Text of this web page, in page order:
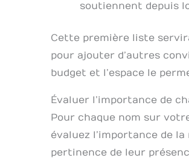
soutiennent depuis
Cette première liste
pour ajouter d’autres
budget et l’espace le
Évaluer l’importance de
Pour chaque nom sur
évaluez l’importance de
pertinence de leur